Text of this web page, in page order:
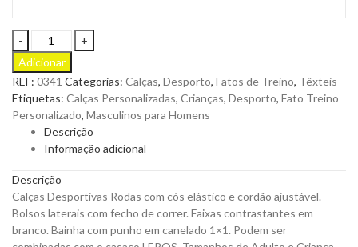
Calças
Desportivas
Rodas
com
Cós
Elástico
e
Cordão
para
Personalizar
quantity
Adicionar
REF: 0341 Categorias: Calças, Desporto, Fatos de Treino, Têxteis
Etiquetas: Calças Personalizadas, Crianças, Desporto, Fato Treino
Personalizado, Masculinos para Homens
Descrição
Informação adicional
Descrição
Calças Desportivas Rodas com cós elástico e cordão ajustável.
Bolsos laterais com fecho de correr. Faixas contrastantes em
branco. Bainha com punho em canelado 1×1. Podem ser